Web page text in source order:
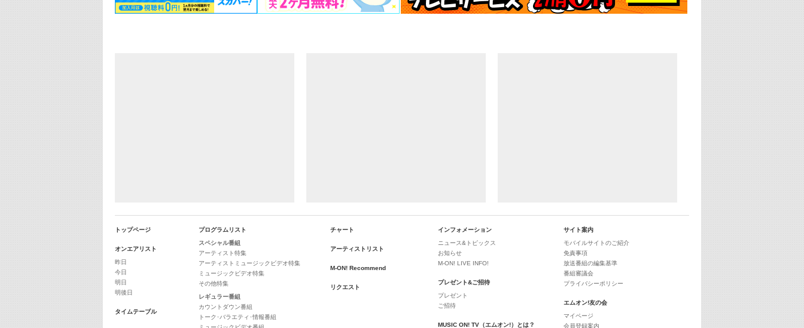
2021→2025年
トップページ
オンエアリスト
昨日
今日
明日
明後日
タイムテーブル
プログラムリスト
スペシャル番組
アーティスト特集
アーティストミュージックビデオ特集
ミュージックビデオ特集
その他特集
レギュラー番組
カウントダウン番組
トーク･バラエティ･情報番組
チャート
アーティストリスト
M-ON! Recommend
リクエスト
インフォメーション
ニュース&トピックス
お知らせ
M-ON! LIVE INFO!
プレゼント&ご招待
プレゼント
ご招待
MUSIC ON! TV（エムオン!）とは？
サイト案内
モバイルサイトのご紹介
免責事項
放送番組の編集基準
番組審議会
プライバシーポリシー
エムオン!友の会
マイページ
会員登録案内